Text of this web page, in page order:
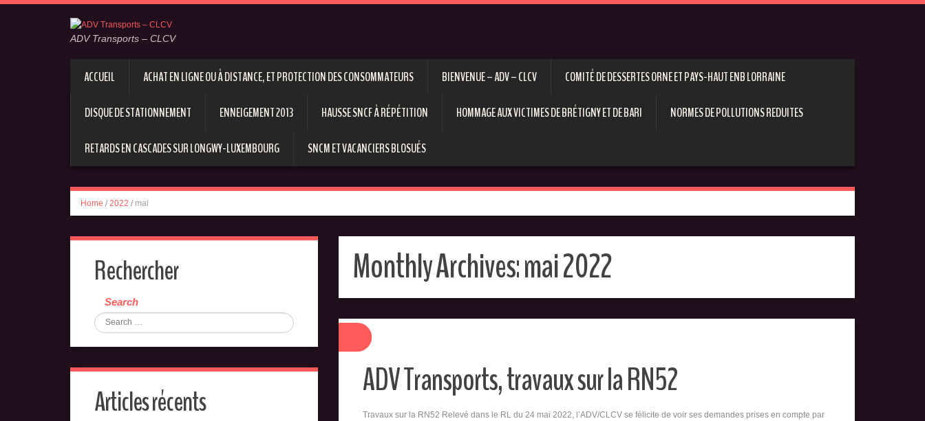
ADV Transports – CLCV
ACCUEIL ACHAT EN LIGNE OU À DISTANCE, ET PROTECTION DES CONSOMMATEURS BIENVENUE – ADV – CLCV COMITÉ DE DESSERTES ORNE ET PAYS-HAUT ENB LORRAINE
DISQUE DE STATIONNEMENT ENNEIGEMENT 2013 HAUSSE SNCF À RÉPÉTITION HOMMAGE AUX VICTIMES DE BRÉTIGNY ET DE BARI NORMES DE POLLUTIONS REDUITES
RETARDS EN CASCADES SUR LONGWY-LUXEMBOURG SNCM ET VACANCIERS BLOSUÉS
Home / 2022 / mai
Monthly Archives:mai 2022
ADV Transports, travaux sur la RN52
Travaux sur la RN52 Relevé dans le RL du 24 mai 2022, l’ADV/CLCV se félicite de voir ses demandes prises en compte par
Rechercher
Search
Articles récents